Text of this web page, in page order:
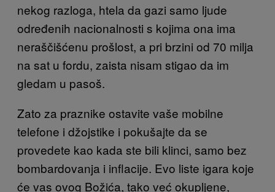
nekog razloga, htela da gazi samo ljude
određenih nacionalnosti s kojima ona ima
neraščišćenu prošlost, a pri brzini od 70 milja
na sat u fordu, zaista nisam stigao da im
gledam u pasoš.
Zato za praznike ostavite vaše mobilne
telefone i džojstike i pokušajte da se
provedete kao kada ste bili klinci, samo bez
bombardovanja i inflacije. Evo liste igara koje
će vas ovog Božića, tako već okupljene,